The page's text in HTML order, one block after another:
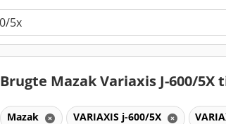
Brugte Mazak Variaxis J-600/5X
Mazak VARIAXIS j-600/5X